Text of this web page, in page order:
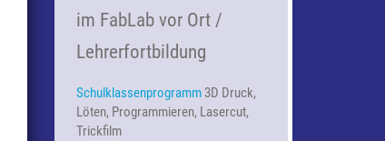
im FabLab vor Ort /
Lehrerfortbildung
Schulklassenprogramm3D Druck,
Löten, Programmieren, Lasercut,
Trickfilm